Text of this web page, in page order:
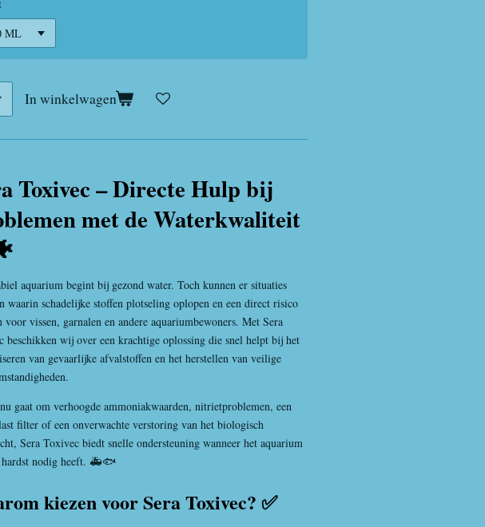
In winkelwagen
Toxivec – Directe Hulp bij
met de Waterkwaliteit
aquarium begint bij gezond water. Toch kunnen er situaties
waarin schadelijke stoffen plotseling oplopen en een direct risico
voor vissen, garnalen en andere aquariumbewoners. Met Sera
beschikken wij over een krachtige oplossing die snel helpt bij het
van gevaarlijke afvalstoffen en het herstellen van veilige
gaat om verhoogde ammoniakwaarden, nitrietproblemen, een
filter of een onverwachte verstoring van het biologisch
Sera Toxivec biedt snelle ondersteuning wanneer het aquarium
hardst nodig heeft. 🚑🐟
kiezen voor Sera Toxivec? ✅